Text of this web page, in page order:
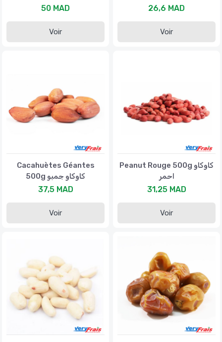
50 MAD
Voir
26,6 MAD
Voir
Cacahuètes Géantes
500g كاوكاو جمبو
37,5 MAD
Voir
Peanut Rouge 500g كاوكاو
احمر
31,25 MAD
Voir